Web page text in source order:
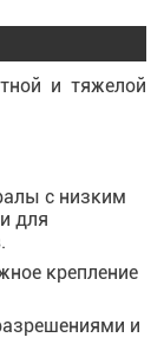
и тяжелой
с низким
для
крепление
и